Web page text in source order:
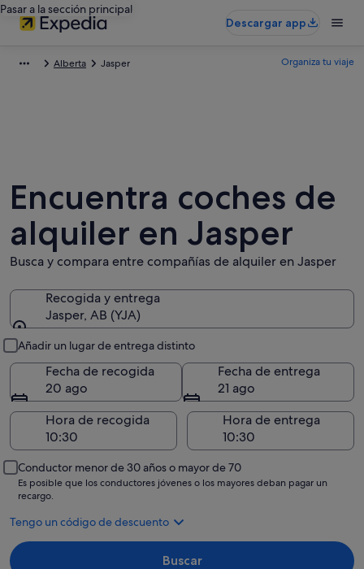
Pasar a la sección principal
Descargar app
Alberta Jasper Organiza tu viaje
Encuentra coches de
alquiler en Jasper
Busca y compara entre compañías de alquiler en Jasper
Recogida y entrega
Jasper, AB (YJA)
Añadir un lugar de entrega distinto
Fecha de recogida
20 ago
Fecha de entrega
21 ago
Hora de recogida
Hora de entrega
Conductor menor de 30 años o mayor de 70
Es posible que los conductores jóvenes o los mayores deban pagar un
recargo.
Tengo un código de descuento
Buscar